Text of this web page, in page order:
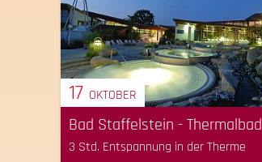
17 OKTOBER
Bad Staffelstein - Thermalbad
3 Std. Entspannung in der Therme